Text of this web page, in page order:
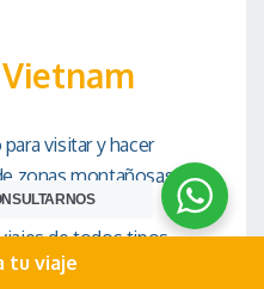
tu viaje
visitar y hacer
zonas montañosas,
tanto, nosotros
de todos tipos
de miel, familias, con